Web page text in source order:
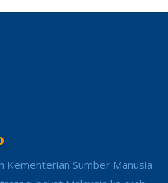
Kementerian Sumber Manusia